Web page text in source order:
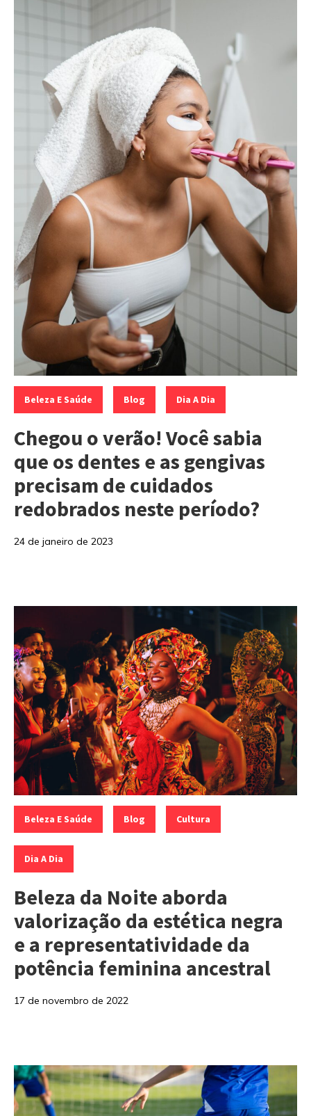
Categorias:
Beleza E Saúde Blog Dia A Dia
Chegou o verão! Você sabia
que os dentes e as gengivas
precisam de cuidados
redobrados neste período?
24 de janeiro de 2023
Categorias:
Beleza E Saúde Blog Cultura
Dia A Dia
Beleza da Noite aborda
valorização da estética negra
e a representatividade da
potência feminina ancestral
17 de novembro de 2022